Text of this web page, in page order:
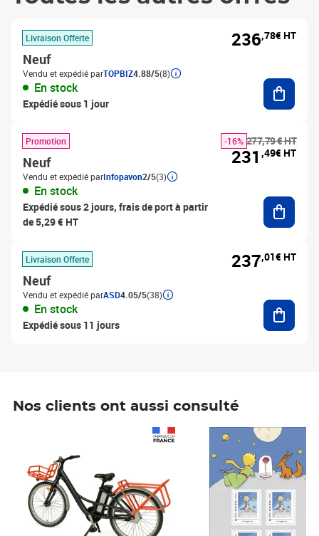
Livraison Offerte
Neuf
Vendu et expédié parTOPBIZ4.88/5(8)
En stock
Expédié sous 1 jour
236,78€ HT
Promotion
Neuf
Vendu et expédié parInfopavon2/5(3)
En stock
Expédié sous 2 jours, frais de port à partir
de 5,29 € HT
277,79 € HT
-16%
231 ,49€ HT
Livraison Offerte
Neuf
Vendu et expédié parASD4.05/5(38)
En stock
Expédié sous 11 jours
237,01€ HT
Nos clients ont aussi consulté
Prix 6,25€ HT